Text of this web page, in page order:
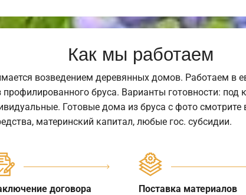
Как мы работаем
возведением деревянных домов. Работаем в
бруса. Варианты готовности: под
Готовые дома из бруса с фото смотрите
материнский капитал, любые гос. субсидии.
договора Поставка материалов